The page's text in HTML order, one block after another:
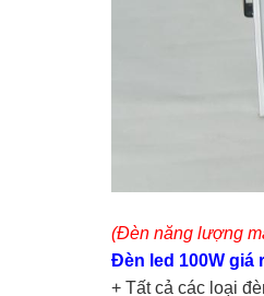
(Đèn năng lượng
Đèn led 100W giá
+ Tất cả các loại